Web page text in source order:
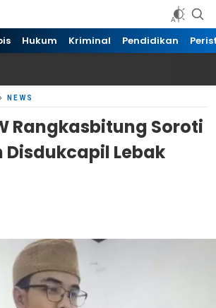
Hukum Kriminal Pendidikan
NEWS
Rangkasbitung Soroti
Disdukcapil Lebak